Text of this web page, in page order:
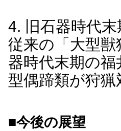
4. 旧石器時代
従来の「大型
器時代末期の
型偶蹄類が狩
■今後の展望